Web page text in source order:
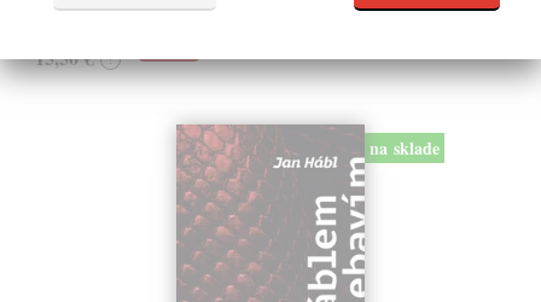
14,73 €
15,50 € ?
na sklade